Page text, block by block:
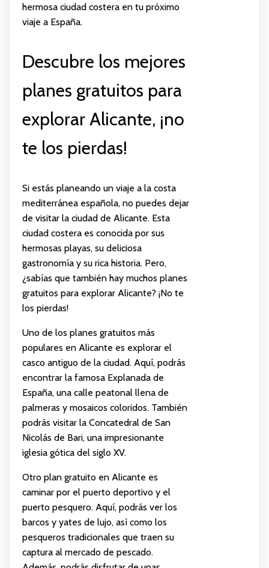
hermosa ciudad costera en tu próximo
viaje a España.
Descubre los mejores
planes gratuitos para
explorar Alicante, ¡no
te los pierdas!
Si estás planeando un viaje a la costa
mediterránea española, no puedes dejar
de visitar la ciudad de Alicante. Esta
ciudad costera es conocida por sus
hermosas playas, su deliciosa
gastronomía y su rica historia. Pero,
¿sabías que también hay muchos planes
gratuitos para explorar Alicante? ¡No te
los pierdas!
Uno de los planes gratuitos más
populares en Alicante es explorar el
casco antiguo de la ciudad. Aquí, podrás
encontrar la famosa Explanada de
España, una calle peatonal llena de
palmeras y mosaicos coloridos. También
podrás visitar la Concatedral de San
Nicolás de Bari, una impresionante
iglesia gótica del siglo XV.
Otro plan gratuito en Alicante es
caminar por el puerto deportivo y el
puerto pesquero. Aquí, podrás ver los
barcos y yates de lujo, así como los
pesqueros tradicionales que traen su
captura al mercado de pescado.